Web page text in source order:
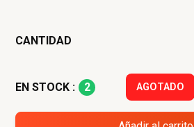
CANTIDAD
EN STOCK : 2 AGOTADO